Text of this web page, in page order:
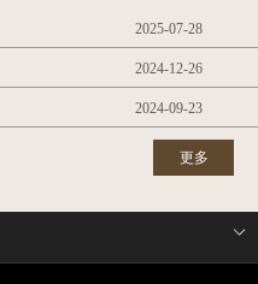
2025-07-28
2024-12-26
2024-09-23
更多